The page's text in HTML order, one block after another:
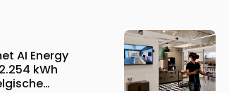
AI Energy
kWh